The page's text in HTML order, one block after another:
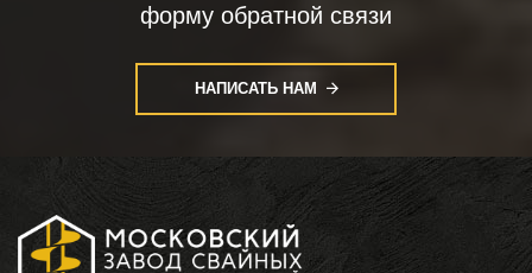
форму обратной связи
НАПИСАТЬ НАМ